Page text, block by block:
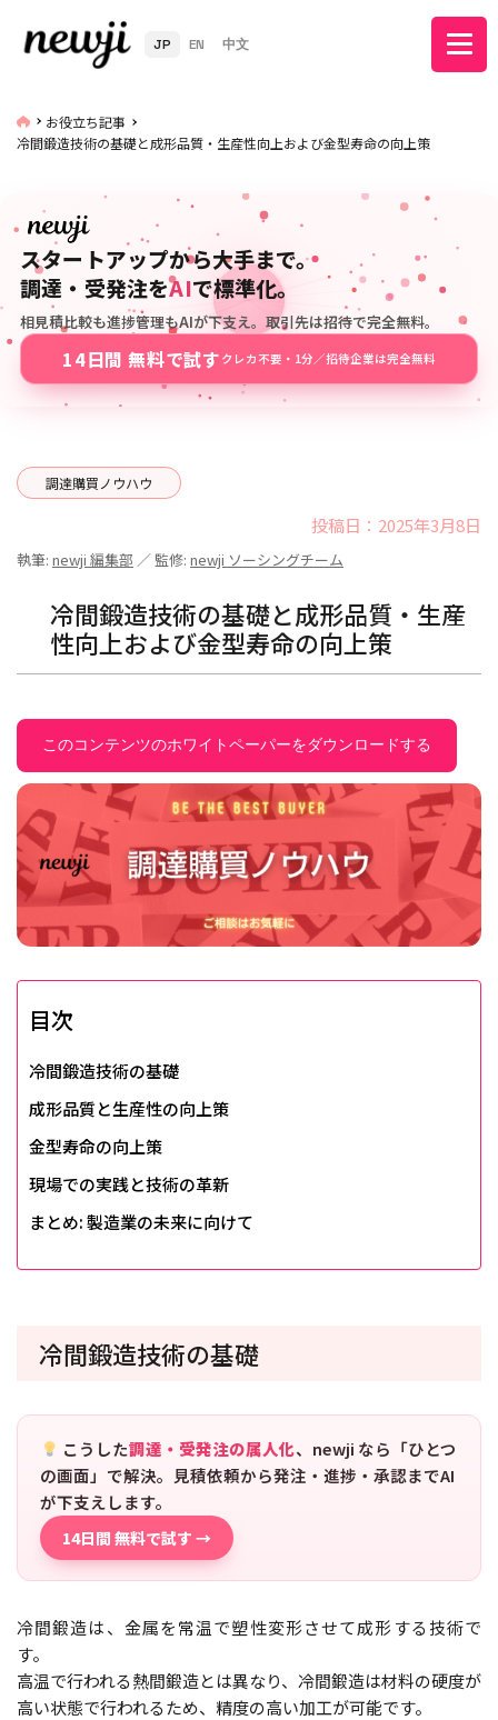
JP EN 中文
お役立ち記事
冷間鍛造技術の基礎と成形品質・生産性向上および金型寿命の向上策
スタートアップから大手まで。
調達・受発注をAIで標準化。
相見積比較も進捗管理もAIが下支え。取引先は招待で完全無料。
14日間 無料で試す クレカ不要・1分／招待企業は完全無料
調達購買ノウハウ
投稿日：2025年3月8日
執筆: newji 編集部 ／ 監修: newji ソーシングチーム
冷間鍛造技術の基礎と成形品質・生産
性向上および金型寿命の向上策
このコンテンツのホワイトペーパーをダウンロードする
目次
冷間鍛造技術の基礎
成形品質と生産性の向上策
金型寿命の向上策
現場での実践と技術の革新
まとめ: 製造業の未来に向けて
冷間鍛造技術の基礎
こうした調達・受発注の属人化、newji なら「ひとつ
の画面」で解決。見積依頼から発注・進捗・承認までAI
が下支えします。
14日間 無料で試す →
冷間鍛造は、金属を常温で塑性変形させて成形する技術で
す。
高温で行われる熱間鍛造とは異なり、冷間鍛造は材料の硬度が
高い状態で行われるため、精度の高い加工が可能です。